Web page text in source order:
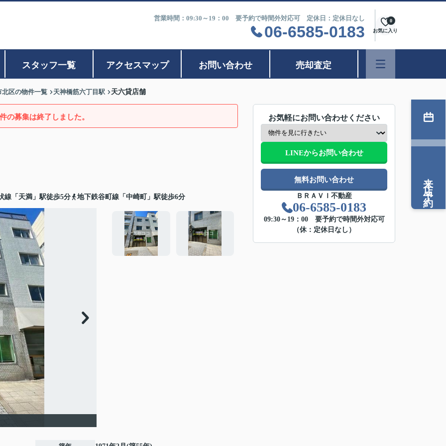
営業時間：09:30～19：00 要予約で時間外対応可 定休日：定休日なし
06-6585-0183 お気に入り
0
スタッフ一覧 アクセスマップ お問い合わせ 売却査定
北区の物件一覧 天神橋筋六丁目駅 天六貸店舗
の募集は終了しました。
線「天満」駅徒歩5分 地下鉄谷町線「中崎町」駅徒歩6分
お気軽にお問い合わせください
LINEからお問い合わせ
無料お問い合わせ
ＢＲＡＶＩ不動産
06-6585-0183
09:30～19：00 要予約で時間外対応可
（休：定休日なし）
来店予約